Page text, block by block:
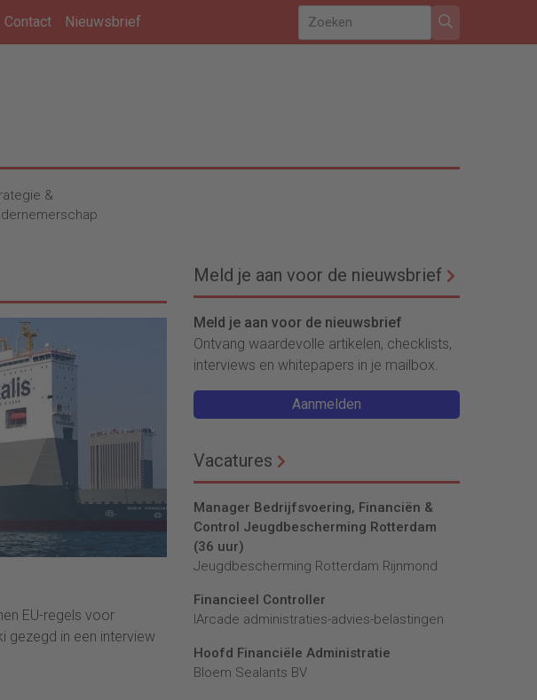
Contact Nieuwsbrief
&
EU-regels voor
gezegd in een interview
Meld je aan voor de nieuwsbrief
Meld je aan voor de nieuwsbrief
Ontvang waardevolle artikelen, checklists,
interviews en whitepapers in je mailbox.
Aanmelden
Vacatures
Manager Bedrijfsvoering, Financiën &
Control Jeugdbescherming Rotterdam
(36 uur)
Jeugdbescherming Rotterdam Rijnmond
Financieel Controller
lArcade administraties-advies-belastingen
Hoofd Financiële Administratie
Bloem Sealants BV